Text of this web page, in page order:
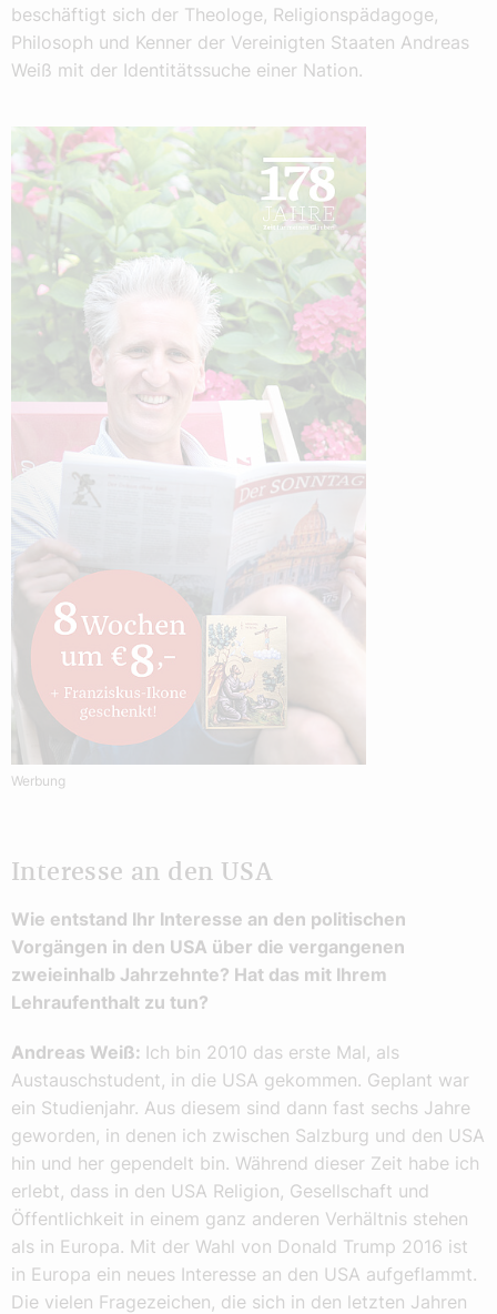
beschäftigt sich der Theologe, Religionspädagoge,
Philosoph und Kenner der Vereinigten Staaten Andreas
Weiß mit der Identitätssuche einer Nation.
Werbung
Interesse an den USA
Wie entstand Ihr Interesse an den politischen
Vorgängen in den USA über die vergangenen
zweieinhalb Jahrzehnte? Hat das mit Ihrem
Lehraufenthalt zu tun?
Andreas Weiß: Ich bin 2010 das erste Mal, als
Austauschstudent, in die USA gekommen. Geplant war
ein Studienjahr. Aus diesem sind dann fast sechs Jahre
geworden, in denen ich zwischen Salzburg und den USA
hin und her gependelt bin. Während dieser Zeit habe ich
erlebt, dass in den USA Religion, Gesellschaft und
Öffentlichkeit in einem ganz anderen Verhältnis stehen
als in Europa. Mit der Wahl von Donald Trump 2016 ist
in Europa ein neues Interesse an den USA aufgeflammt.
Die vielen Fragezeichen, die sich in den letzten Jahren